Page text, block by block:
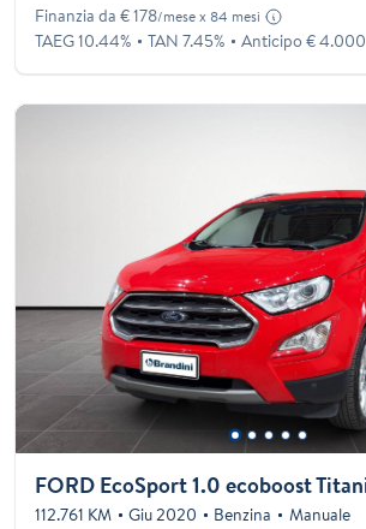
Finanzia da € 178/mese x 84 mesi
TAEG 10.44% TAN 7.45% Anticipo € 4.000
112.761 KM Giu 2020 Benzina Manuale